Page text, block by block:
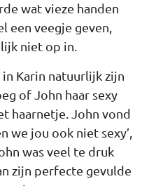
wat vieze handen
een veegje geven,
niet op in.
Karin natuurlijk zijn
of John haar sexy
haarnetje. John vond
we jou ook niet sexy’,
was veel te druk
zijn perfecte gevulde